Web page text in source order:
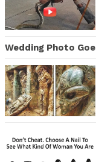
Wedding Photo